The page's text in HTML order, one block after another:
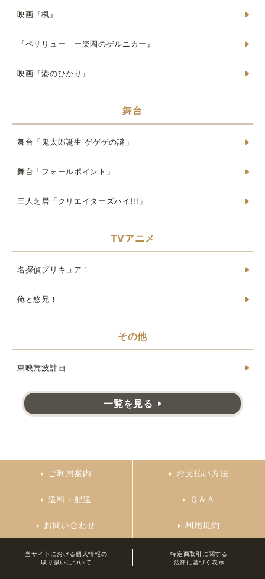
映画『楓』
『ペリリュー ー楽園のゲルニカー』
映画『港のひかり』
舞台
舞台「鬼太郎誕生 ゲゲゲの謎」
舞台「フォールポイント」
三人芝居「クリエイターズハイ!!!」
TVアニメ
名探偵プリキュア！
俺と悠兄！
その他
東映荒波計画
一覧を見る
ご利用案内 お支払い方法
送料・配送 Ｑ＆Ａ
お問い合わせ 利用規約
当サイトにおける個人情報の
取り扱いについて
特定商取引に関する
法律に基づく表示